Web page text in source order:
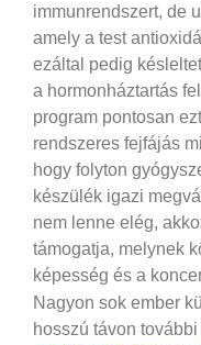
immunrendszert, de
amely a test
ezáltal pedig
a hormonháztartás
program pontosan
rendszeres fejfájás
hogy folyton
készülék igazi
nem lenne elég,
támogatja, melynek
képesség és a
Nagyon sok ember
hosszú távon